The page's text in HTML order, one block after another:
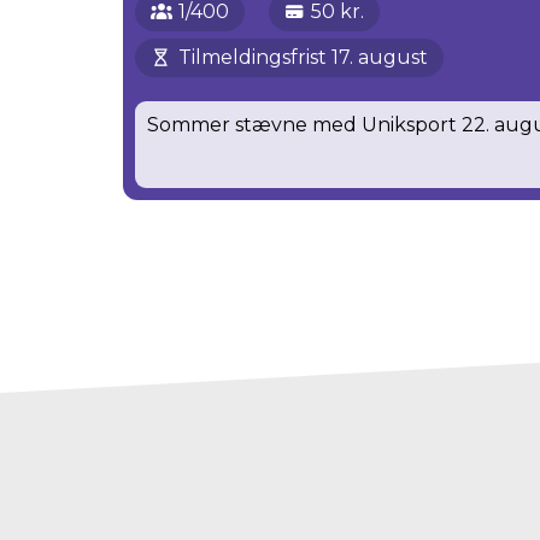
1/400
50 kr.
Tilmeldingsfrist 17. august
Sommer stævne med Uniksport 22.